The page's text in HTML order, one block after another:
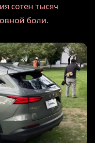
сотен тысяч
боли.